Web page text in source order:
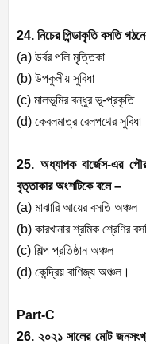
24. নিচের পিন্ডাকৃতি বসতি
(a) উর্বর পলি মৃত্তিকা
(b) উপকুলীয় সুবিধা
(c) মালভূমির বন্ধুর ভূ-প্রকৃতি
(d) কেবলমাত্র রেলপথের সুবিধা
25. অধ্যাপক বার্জেস-এর
বৃত্তাকার অংশটিকে বলে –
(a) মাঝারি আয়ের বসতি অঞ্চল
(b) কারখানার শ্রমিক শ্রেণির
(c) শিল্প প্রতিষ্ঠান অঞ্চল
(d) কেন্দ্রিয় বাণিজ্য অঞ্চল।
Part-C
26. ২০২১ সালের মোট